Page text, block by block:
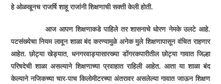
हे ओळखूनच राजर्षि शाहू राजांनी शिक्षणाची सक्ती केली होती.
आज आपण शिक्षणाकडे पाहिले तर शासनाचे धोरण नेमके उलटे आहे.
पटसंख्येचा नियम लावून शाळा बंद करण्यामुळे अनेक मुले शिक्षणापासून वंचित राहणार
आहेत. छोट्या खेड्यात, धनगरवाड्यासारख्या डोंगरकपारीतील छोट्या गावात जिल्हा
परिषदेची शाळा असल्याने शिक्षणाच्या प्रवाहात राहिली आहेत. आता या शाळा बंद
केल्याने नजिकच्या चार-पाच किलोमीटरच्या अंतरावर असलेल्या गावात जाऊन शिक्षण